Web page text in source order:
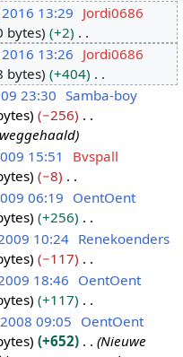
13:29
Jordi0686
bytes
+2
13:26
Jordi0686
bytes
+404
23:30 Samba-boy
−256
15:51
Bvspall
−8
06:19
OentOent
+256
10:24 Renekoenders
−117
18:46
OentOent
+117
09:05 OentOent
+652
Nieuwe